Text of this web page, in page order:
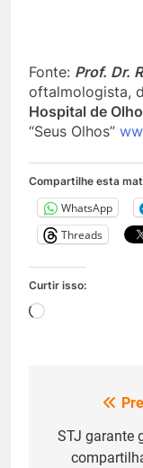
Fonte: Prof. Dr.
oftalmologista,
Hospital de
“Seus Olhos”
Compartilhe esta
WhatsApp
Threads
Curtir isso:
Carregando...
de
STJ garante